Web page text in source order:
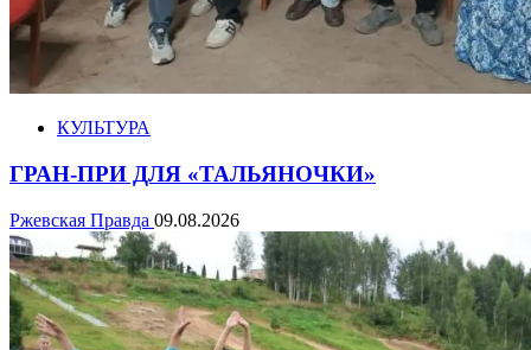
КУЛЬТУРА
ГРАН-ПРИ ДЛЯ «ТАЛЬЯНОЧКИ»
Ржевская Правда 09.08.2026